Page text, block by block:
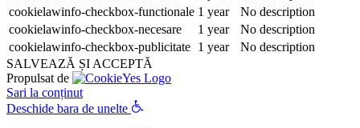
cookielawinfo-checkbox-functionale 1 year
No description
cookielawinfo-checkbox-necesare
1 year
No description
cookielawinfo-checkbox-publicitate 1 year
No description
SALVEAZĂ ȘI ACCEPTĂ
Propulsat de
Sari la conținut
Deschide bara de unelte